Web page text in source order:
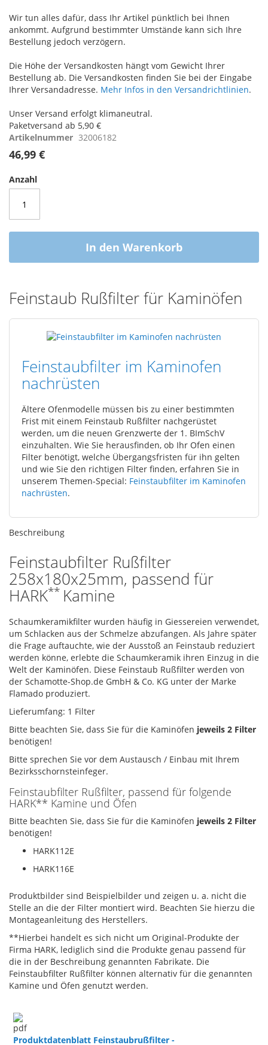
Wir tun alles dafür, dass Ihr Artikel pünktlich bei Ihnen
ankommt. Aufgrund bestimmter Umstände kann sich Ihre
Bestellung jedoch verzögern.
Die Höhe der Versandkosten hängt vom Gewicht Ihrer
Bestellung ab. Die Versandkosten finden Sie bei der Eingabe
Ihrer Versandadresse. Mehr Infos in den Versandrichtlinien.
Unser Versand erfolgt klimaneutral.
Paketversand ab 5,90 €
Artikelnummer 32006182
46,99 €
Anzahl
In den Warenkorb
Feinstaub Rußfilter für Kaminöfen
Feinstaubfilter im Kaminofen
nachrüsten
Ältere Ofenmodelle müssen bis zu einer bestimmten
Frist mit einem Feinstaub Rußfilter nachgerüstet
werden, um die neuen Grenzwerte der 1. BImSchV
einzuhalten. Wie Sie herausfinden, ob Ihr Ofen einen
Filter benötigt, welche Übergangsfristen für ihn gelten
und wie Sie den richtigen Filter finden, erfahren Sie in
unserem Themen-Special: Feinstaubfilter im Kaminofen
nachrüsten.
Beschreibung
Feinstaubfilter Rußfilter
258x180x25mm, passend für
HARK** Kamine
Schaumkeramikfilter wurden häufig in Giessereien verwendet,
um Schlacken aus der Schmelze abzufangen. Als Jahre später
die Frage auftauchte, wie der Ausstoß an Feinstaub reduziert
werden könne, erlebte die Schaumkeramik ihren Einzug in die
Welt der Kaminöfen. Diese Feinstaub Rußfilter werden von
der Schamotte-Shop.de GmbH & Co. KG unter der Marke
Flamado produziert.
Lieferumfang: 1 Filter
Bitte beachten Sie, dass Sie für die Kaminöfen jeweils 2 Filter
benötigen!
Bitte sprechen Sie vor dem Austausch / Einbau mit Ihrem
Bezirksschornsteinfeger.
Feinstaubfilter Rußfilter, passend für folgende
HARK** Kamine und Öfen
Bitte beachten Sie, dass Sie für die Kaminöfen jeweils 2 Filter
benötigen!
HARK112E
HARK116E
Produktbilder sind Beispielbilder und zeigen u. a. nicht die
Stelle an die der Filter montiert wird. Beachten Sie hierzu die
Montageanleitung des Herstellers.
**Hierbei handelt es sich nicht um Original-Produkte der
Firma HARK, lediglich sind die Produkte genau passend für
die in der Beschreibung genannten Fabrikate. Die
Feinstaubfilter Rußfilter können alternativ für die genannten
Kamine und Öfen genutzt werden.
Produktdatenblatt Feinstaubrußfilter -